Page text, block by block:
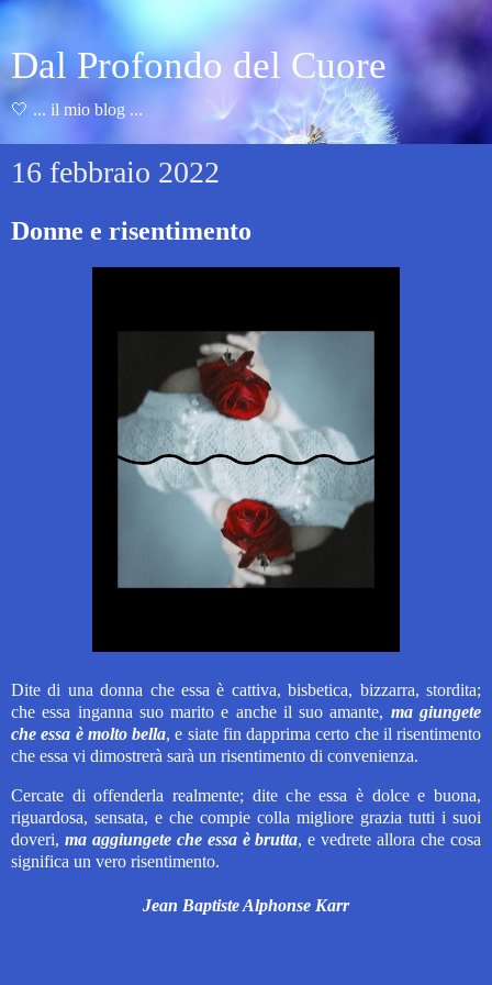
Dal Profondo del Cuore
🤍 ... il mio blog ...
16 febbraio 2022
Donne e risentimento
Dite di una donna che essa è cattiva, bisbetica, bizzarra, stordita;
che essa inganna suo marito e anche il suo amante, ma giungete
che essa è molto bella, e siate fin dapprima certo che il risentimento
che essa vi dimostrerà sarà un risentimento di convenienza.
Cercate di offenderla realmente; dite che essa è dolce e buona,
riguardosa, sensata, e che compie colla migliore grazia tutti i suoi
doveri, ma aggiungete che essa è brutta, e vedrete allora che cosa
significa un vero risentimento.
Jean Baptiste Alphonse Karr